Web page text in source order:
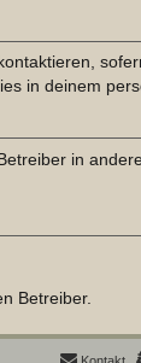
in deinem
in
Betreiber.